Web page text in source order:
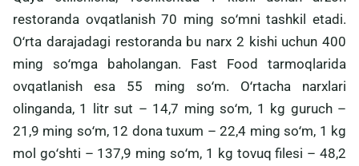
restoranda ovqatlanish 70 ming soʻmni tashkil etadi.
Oʻrta darajadagi restoranda bu narx 2 kishi uchun 400
ming soʻmga baholangan. Fast Food tarmoqlarida
ovqatlanish esa 55 ming soʻm. Oʻrtacha narxlari
olinganda, 1 litr sut – 14,7 ming soʻm, 1 kg guruch –
21,9 ming soʻm, 12 dona tuxum – 22,4 ming soʻm, 1 kg
mol goʻshti – 137,9 ming soʻm, 1 kg tovuq filesi – 48,2